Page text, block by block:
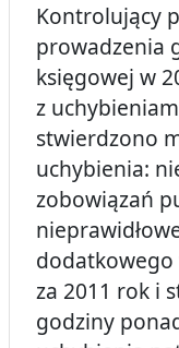
Kontrolujący
prowadzenia
księgowej w
z
stwierdzono
uchybienia:
zobowiązań
za 2011 rok i
godziny